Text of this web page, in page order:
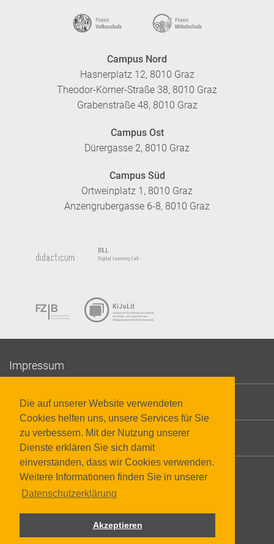
Die auf unserer Website verwendeten
Cookies helfen uns, unsere Services für Sie
zu verbessern. Mit der Nutzung unserer
Dienste erklären Sie sich damit
einverstanden, dass wir Cookies verwenden.
Weitere Informationen finden Sie in unserer
Datenschutzerklärung
Akzeptieren
Campus Nord
Hasnerplatz 12, 8010 Graz
Theodor-Körner-Straße 38, 8010 Graz
Grabenstraße 48, 8010 Graz
Campus Ost
Dürergasse 2, 8010 Graz
Campus Süd
Ortweinplatz 1, 8010 Graz
Anzengrubergasse 6-8, 8010 Graz
Impressum
Datenschutzerklärung
Barrierefreiheit